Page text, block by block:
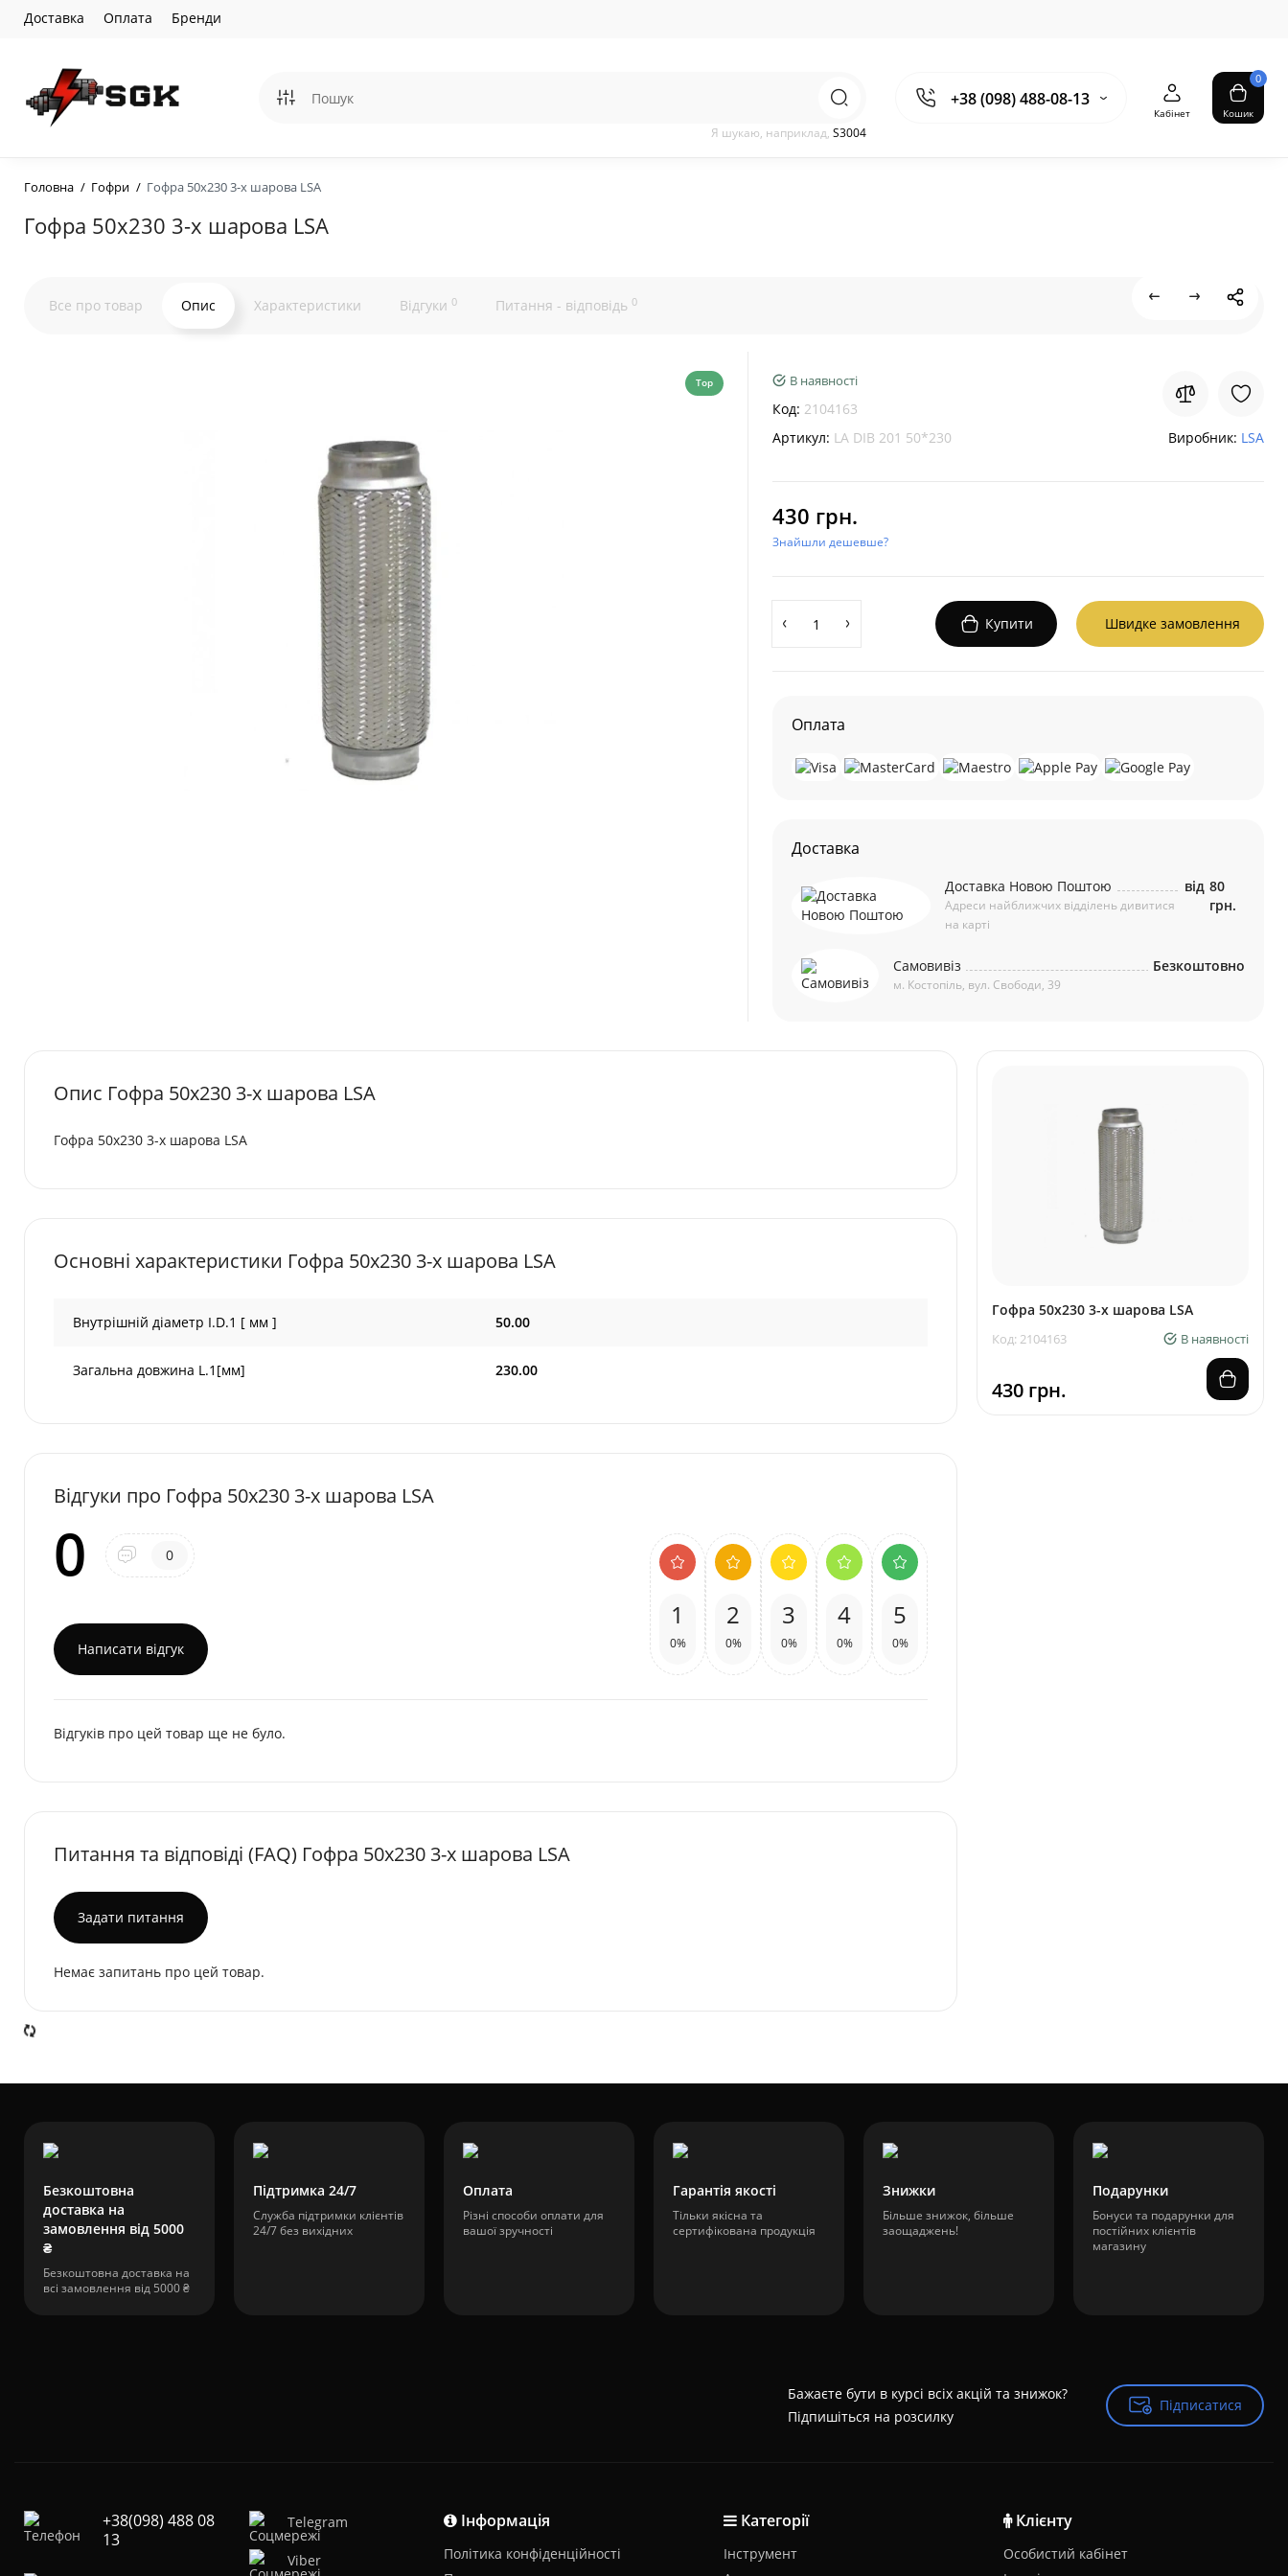
Доставка Оплата Бренди
+38 (098) 488-08-13
Я шукаю, наприклад, S3004
Кабінет
0
Кошик
Головна Гофри Гофра 50х230 3-х шарова LSA
Гофра 50х230 3-х шарова LSA
Все про товар Опис Характеристики Відгуки 0 Питання - відповідь 0
Top В наявності
Код: 2104163
Артикул: LA DIB 201 50*230 Виробник: LSA
430 грн.
Знайшли дешевше?
Купити Швидке замовлення
Оплата
Доставка
Доставка Новою Поштою
Адреси найближчих відділень дивитися
на карті
від 80
грн.
Самовивіз
м. Костопіль, вул. Свободи, 39
Безкоштовно
Опис Гофра 50х230 3-х шарова LSA
Гофра 50х230 3-х шарова LSA
Основні характеристики Гофра 50х230 3-х шарова LSA
Внутрішній діаметр I.D.1 [ мм ] 50.00
Загальна довжина L.1[мм] 230.00
Відгуки про Гофра 50х230 3-х шарова LSA
0 0
Написати відгук
1
0%
2
0%
3
0%
4
0%
5
0%
Відгуків про цей товар ще не було.
Питання та відповіді (FAQ) Гофра 50х230 3-х шарова LSA
Задати питання
Немає запитань про цей товар.
Гофра 50х230 3-х шарова LSA
Код: 2104163 В наявності
430 грн.
Безкоштовна
доставка на
замовлення від 5000
₴
Безкоштовна доставка на
всі замовлення від 5000 ₴
Підтримка 24/7
Служба підтримки клієнтів
24/7 без вихідних
Оплата
Різні способи оплати для
вашої зручності
Гарантія якості
Тільки якісна та
сертифікована продукція
Знижки
Більше знижок, більше
заощаджень!
Подарунки
Бонуси та подарунки для
постійних клієнтів
магазину
Бажаєте бути в курсі всіх акцій та знижок?
Підпишіться на розсилку
Підписатися
Підписатися
+38(098) 488 08
13
Telegram
Viber
Інформація
Політика конфіденційності
Категорії
Інструмент
Клієнту
Особистий кабінет